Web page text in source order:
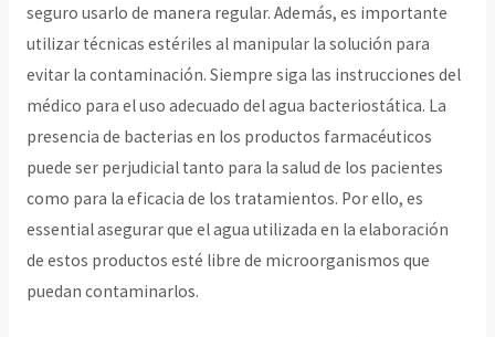
seguro usarlo de manera regular. Además, es importante
utilizar técnicas estériles al manipular la solución para
evitar la contaminación. Siempre siga las instrucciones del
médico para el uso adecuado del agua bacteriostática. La
presencia de bacterias en los productos farmacéuticos
puede ser perjudicial tanto para la salud de los pacientes
como para la eficacia de los tratamientos. Por ello, es
essential asegurar que el agua utilizada en la elaboración
de estos productos esté libre de microorganismos que
puedan contaminarlos.